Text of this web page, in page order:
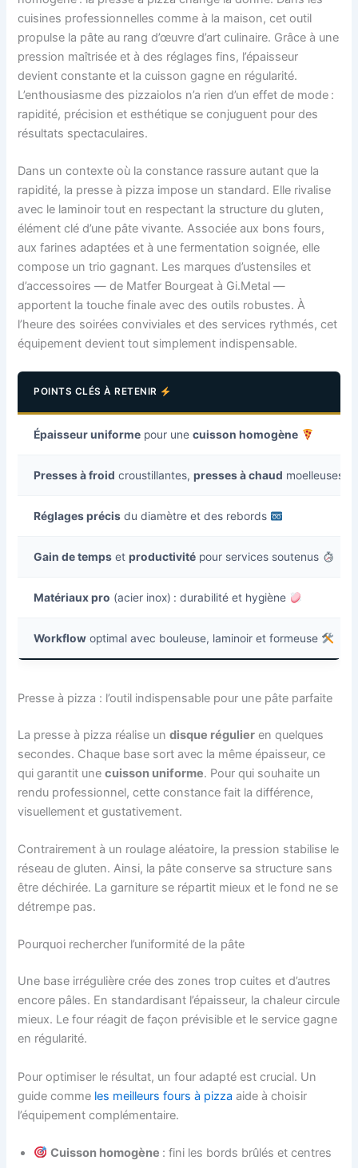
cuisines professionnelles comme à la maison, cet outil
propulse la pâte au rang d’œuvre d’art culinaire. Grâce à une
pression maîtrisée et à des réglages fins, l’épaisseur
devient constante et la cuisson gagne en régularité.
L’enthousiasme des pizzaiolos n’a rien d’un effet de mode :
rapidité, précision et esthétique se conjuguent pour des
résultats spectaculaires.
Dans un contexte où la constance rassure autant que la
rapidité, la presse à pizza impose un standard. Elle rivalise
avec le laminoir tout en respectant la structure du gluten,
élément clé d’une pâte vivante. Associée aux bons fours,
aux farines adaptées et à une fermentation soignée, elle
compose un trio gagnant. Les marques d’ustensiles et
d’accessoires — de Matfer Bourgeat à Gi.Metal —
apportent la touche finale avec des outils robustes. À
l’heure des soirées conviviales et des services rythmés, cet
équipement devient tout simplement indispensable.
POINTS CLÉS À RETENIR
Épaisseur uniforme pour unecuisson homogène
Presses à froid croustillantes,presses à chaud moelleuses
Réglages précis du diamètre et des rebords
Gain de temps etproductivité pour services soutenus
Matériaux pro (acier inox) : durabilité et hygiène
Workflow optimal avec bouleuse, laminoir et formeuse
Presse à pizza : l’outil indispensable pour une pâte parfaite
La presse à pizza réalise undisque régulier en quelques
secondes. Chaque base sort avec la même épaisseur, ce
qui garantit unecuisson uniforme. Pour qui souhaite un
rendu professionnel, cette constance fait la différence,
visuellement et gustativement.
Contrairement à un roulage aléatoire, la pression stabilise le
réseau de gluten. Ainsi, la pâte conserve sa structure sans
être déchirée. La garniture se répartit mieux et le fond ne se
détrempe pas.
Pourquoi rechercher l’uniformité de la pâte
Une base irrégulière crée des zones trop cuites et d’autres
encore pâles. En standardisant l’épaisseur, la chaleur circule
mieux. Le four réagit de façon prévisible et le service gagne
en régularité.
Pour optimiser le résultat, un four adapté est crucial. Un
guide comme les meilleurs fours à pizza aide à choisir
l’équipement complémentaire.
Cuisson homogène : fini les bords brûlés et centres